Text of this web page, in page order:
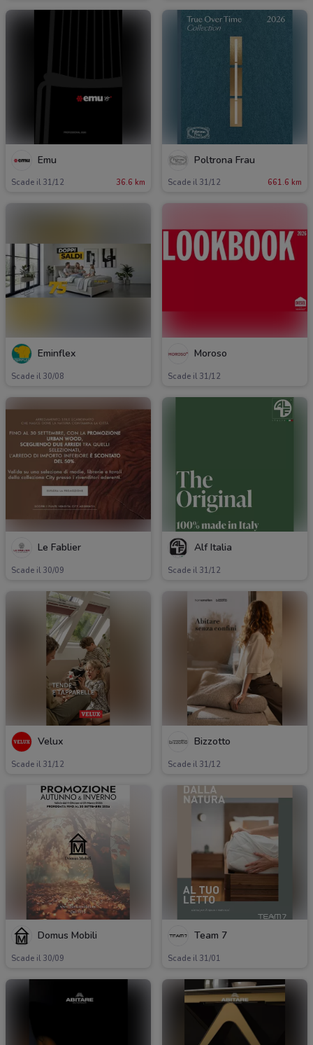
Emu
Scade il 31/12 36.6 km
Poltrona Frau
Scade il 31/12 661.6 km
Eminflex
Scade il 30/08
Moroso
Scade il 31/12
Le Fablier
Scade il 30/09
Alf Italia
Scade il 31/12
Velux
Scade il 31/12
Bizzotto
Scade il 31/12
Domus Mobili
Scade il 30/09
Team 7
Scade il 31/01